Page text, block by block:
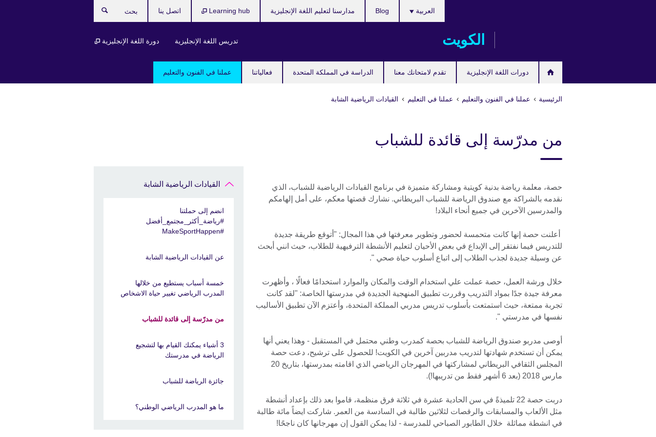
الكويت
دورات اللغة الإنجليزية تقدم لامتحانك معنا الدراسة في المملكة المتحدة فعالياتنا عملنا في الفنون والتعليم
العربية
تدريس اللغة الإنجليزية دورة اللغة الإنجليزية
Blog مدارسنا لتعليم اللغة الإنجليزية Learning hub اتصل ينا
الرئيسية عملنا في الفنون والتعليم عملنا في التعليم القيادات الرياضية الشابة
من مدرّسة إلى قائدة للشباب
حصة، معلمة رياضة بدنية كويتية ومشاركة متميزة في برنامج القيادات الرياضية للشباب، الذي
نقدمه بالشراكة مع صندوق الرياضة للشباب البريطاني. نشارك قصتها معكم، على أمل إلهامكم
والمدرسين الآخرين في جميع أنحاء البلاد!
أعلنت حصة إنها كانت متحمسة لحضور وتطوير معرفتها في هذا المجال: "أتوقع طريقة جديدة
للتدريس فيما نفتقر إلى الإبداع في بعض الأحيان لتعليم الأنشطة الترفيهية للطلاب، حيث انني أبحث
عن وسيلة جديدة لجذب الطلاب إلى اتباع أسلوب حياة صحي ".
خلال ورشة العمل، حصة عملت علي استخدام الوقت والمكان والموارد استخدامًا فعالًا ، وأظهرت
معرفة جيدة جدًا بمواد التدريب وقررت تطبيق المنهجية الجديدة في مدرستها الخاصة: "لقد كانت
تجربة ممتعة، حيث استمتعت بأسلوب تدريس مدربي المملكة المتحدة، وأعتزم الآن تطبيق الأساليب
نفسها في مدرستي ".
أوصى مدربو صندوق الرياضة للشباب بحصة كمدرب وطني محتمل في المستقبل - وهذا يعني أنها
يمكن أن تستخدم شهادتها لتدريب مدربين آخرين في الكويت! للحصول على ترشيح، دعت حصة
المجلس الثقافي البريطاني لمشاركتها في المهرجان الرياضي الذي اقامته بمدرستها، بتاريخ 20
مارس 2018 (بعد 6 أشهر فقط من تدريبها!).
دربت حصة 22 تلميذةً في سن الحادية عشرة في ثلاثة فرق منظمة، قاموا بعد ذلك بإعداد أنشطة
مثل الألعاب والمسابقات والرقصات لثلاثين طالبة في السادسة من العمر. شاركت ايضاً مائة طالبة
في انشطة مماثلة خلال الطابور الصباحي للمدرسة - لذا يمكن القول إن مهرجانها كان ناجحًا!
القيادات الرياضية الشابة
انضم إلى حملتنا
#رياضة_أكثر_مجتمع_أفضل
#MakeSportHappen
عن القيادات الرياضية الشابة
خمسة أسباب يستطيع من خلالها
المدرب الرياضي تغيير حياة الاشخاص
من مدرّسة إلى قائدة للشباب
3 أشياء يمكنك القيام بها لتشجيع
الرياضة في مدرستك
جائزة الرياضة للشباب
ما هو المدرب الرياضي الوطني؟